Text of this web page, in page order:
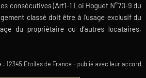
consécutives (Art1-1 Loi Hoguet N°70-9 du
classé doit être à l’usage exclusif du
du propriétaire ou d’autres locataires,
: 12345 Etoiles de France - publié avec leur accord